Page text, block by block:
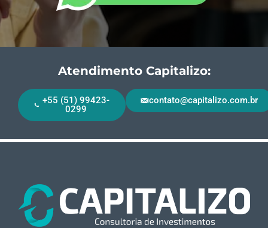
Atendimento Capitalizo:
+55 (51) 99423-
0299
contato@capitalizo.com.br